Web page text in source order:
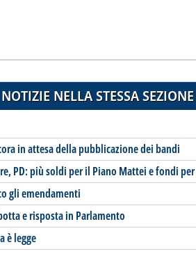
NOTIZIE NELLA STESSA SEZIONE
in attesa della pubblicazione dei bandi
PD: più soldi per il Piano Mattei e fondi
gli emendamenti
e risposta in Parlamento
è legge